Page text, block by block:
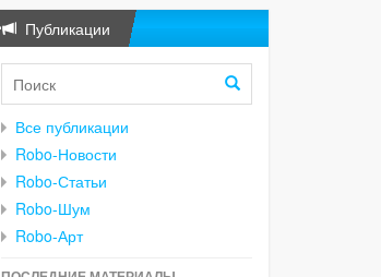
Публикации
Все публикации
Robo-Новости
Robo-Статьи
Robo-Шум
Robo-Арт